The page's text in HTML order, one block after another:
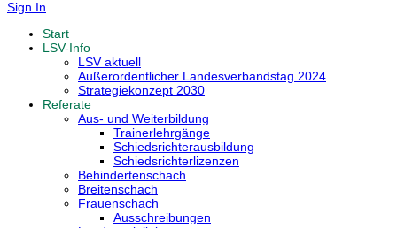
Sign In
Start
LSV-Info
LSV aktuell
Außerordentlicher Landesverbandstag 2024
Strategiekonzept 2030
Referate
Aus- und Weiterbildung
Trainerlehrgänge
Schiedsrichterausbildung
Schiedsrichterlizenzen
Behindertenschach
Breitenschach
Frauenschach
Ausschreibungen